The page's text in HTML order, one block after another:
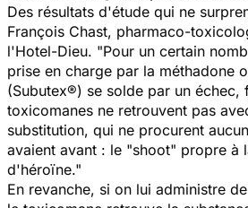
Des résultats d'étude qui ne
François Chast, pharmaco-
l'Hotel-Dieu. "Pour un certain
prise en charge par la méthadone
(Subutex®) se solde par un échec,
toxicomanes ne retrouvent pas
substitution, qui ne procurent
avaient avant : le "shoot" propre à
d'héroïne."
En revanche, si on lui administre